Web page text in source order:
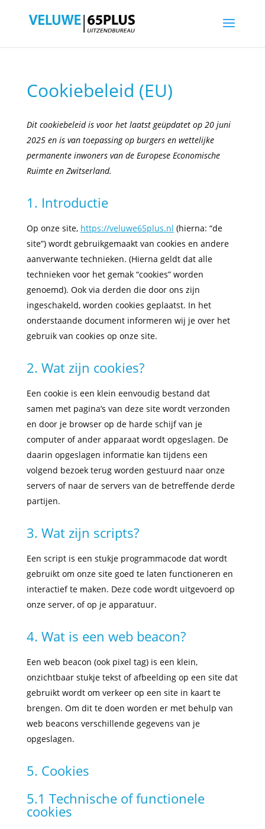
Cookiebeleid (EU)
Dit cookiebeleid is voor het laatst geüpdatet op 20 juni
2025 en is van toepassing op burgers en wettelijke
permanente inwoners van de Europese Economische
Ruimte en Zwitserland.
1. Introductie
Op onze site, https://veluwe65plus.nl (hierna: “de
site”) wordt gebruikgemaakt van cookies en andere
aanverwante technieken. (Hierna geldt dat alle
technieken voor het gemak “cookies” worden
genoemd). Ook via derden die door ons zijn
ingeschakeld, worden cookies geplaatst. In het
onderstaande document informeren wij je over het
gebruik van cookies op onze site.
2. Wat zijn cookies?
Een cookie is een klein eenvoudig bestand dat
samen met pagina’s van deze site wordt verzonden
en door je browser op de harde schijf van je
computer of ander apparaat wordt opgeslagen. De
daarin opgeslagen informatie kan tijdens een
volgend bezoek terug worden gestuurd naar onze
servers of naar de servers van de betreffende derde
partijen.
3. Wat zijn scripts?
Een script is een stukje programmacode dat wordt
gebruikt om onze site goed te laten functioneren en
interactief te maken. Deze code wordt uitgevoerd op
onze server, of op je apparatuur.
4. Wat is een web beacon?
Een web beacon (ook pixel tag) is een klein,
onzichtbaar stukje tekst of afbeelding op een site dat
gebruikt wordt om verkeer op een site in kaart te
brengen. Om dit te doen worden er met behulp van
web beacons verschillende gegevens van je
opgeslagen.
5. Cookies
5.1 Technische of functionele
cookies